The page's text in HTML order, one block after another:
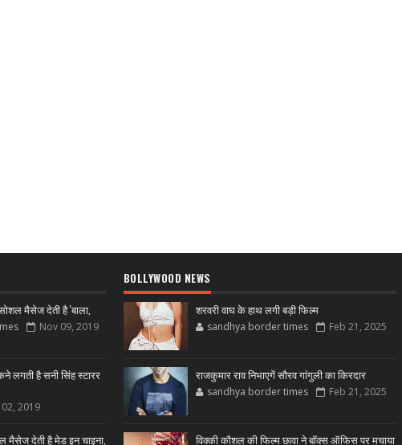
मैसेज देती है 'बाला,
Nov 09, 2019
है सनी सिंह स्टारर
2019
देती है मेड इन चाइना,
BOLLYWOOD NEWS
शरवरी वाघ के हाथ लगी बड़ी फिल्म
sandhya border times Feb 21, 2025
राजकुमार राव निभाएगें सौरव गांगुली का किरदार
sandhya border times Feb 21, 2025
विक्की कौशल की फिल्म छावा ने बॉक्स ऑफिस पर मचाया